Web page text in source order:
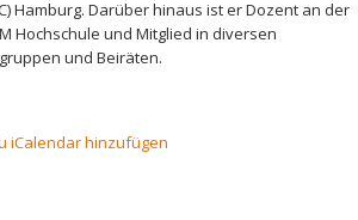
Hamburg. Darüber hinaus ist er Dozent an der
Hochschule und Mitglied in diversen
und Beiräten.
iCalendar hinzufügen